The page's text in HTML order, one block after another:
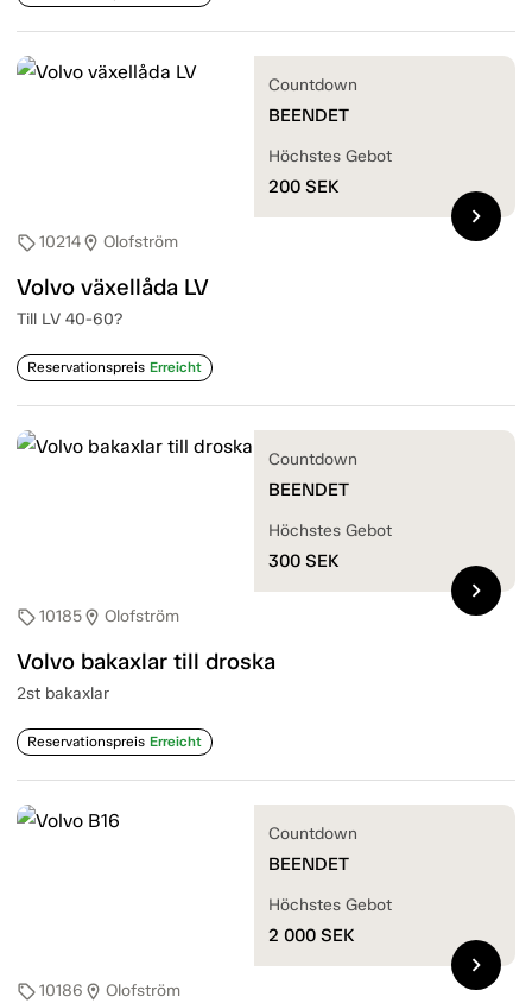
sell10214location_on Olofström
Volvo växellåda LV
Till LV 40-60?
Reservationspreis Erreicht
Countdown
BEENDET
Höchstes Gebot
200 SEK
chevron_right
sell10185location_on Olofström
Volvo bakaxlar till droska
2st bakaxlar
Reservationspreis Erreicht
Countdown
BEENDET
Höchstes Gebot
300 SEK
chevron_right
sell10186 location_on Olofström
Countdown
BEENDET
Höchstes Gebot
2 000 SEK
chevron_right